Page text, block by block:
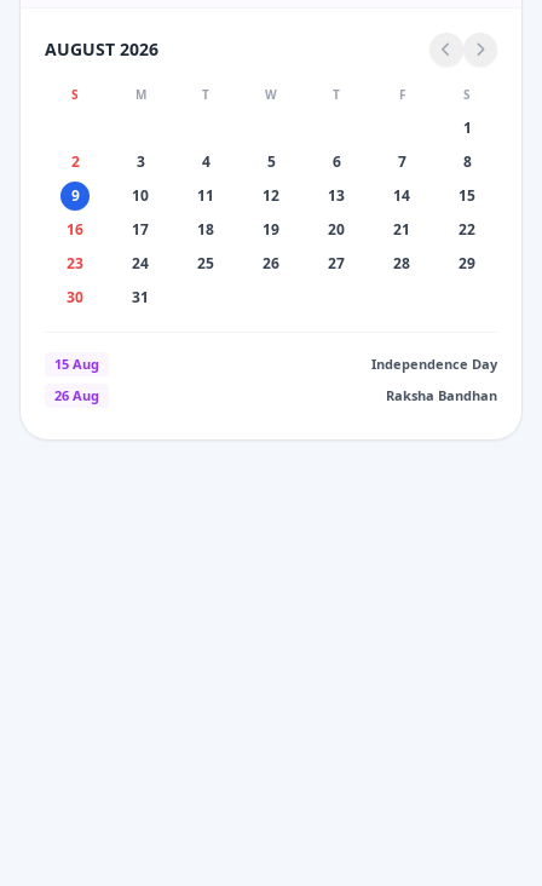
AUGUST 2026
S M T W T F S
1
2
3 4 5 6 7
8
9
10 11 12 13 14
15
16
17 18 19 20 21
22
23
24 25 26 27 28
29
30
31
15 Aug
Independence Day
26 Aug
Raksha Bandhan